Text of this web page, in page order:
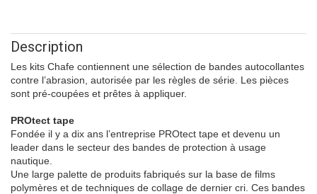
Description
Les kits Chafe contiennent une sélection de bandes autocollantes
contre l’abrasion, autorisée par les règles de série. Les pièces
sont pré-coupées et prêtes à appliquer.
PROtect tape
Fondée il y a dix ans l’entreprise PROtect tape et devenu un
leader dans le secteur des bandes de protection à usage
nautique.
Une large palette de produits fabriqués sur la base de films
polymères et de techniques de collage de dernier cri. Ces bandes